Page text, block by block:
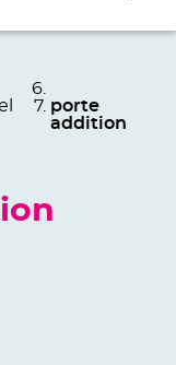
porte
addition